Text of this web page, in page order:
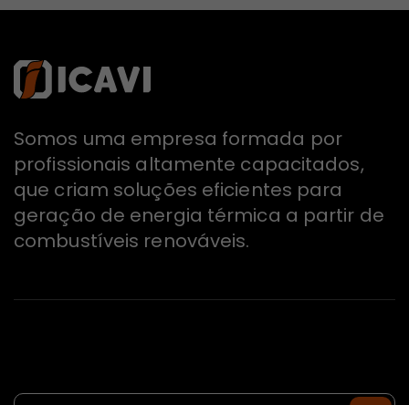
Somos uma empresa formada por
profissionais altamente capacitados,
que criam soluções eficientes para
geração de energia térmica a partir de
combustíveis renováveis.